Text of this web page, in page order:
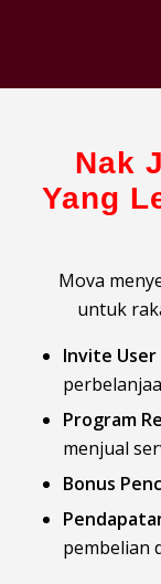
Nak
Yang
Mova
untuk
Invite User
Program
menjual
Bonus
pembelian